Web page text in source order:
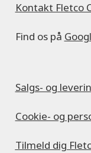
Kontakt Fletco
Find os på
Salgs- og
Cookie- og
Tilmeld dig